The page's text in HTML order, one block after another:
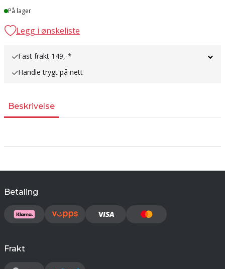
Lager
På lager
Legg i ønskeliste
Fast frakt 149,-*
Handle trygt på nett
Beskrivelse
Betaling
Frakt